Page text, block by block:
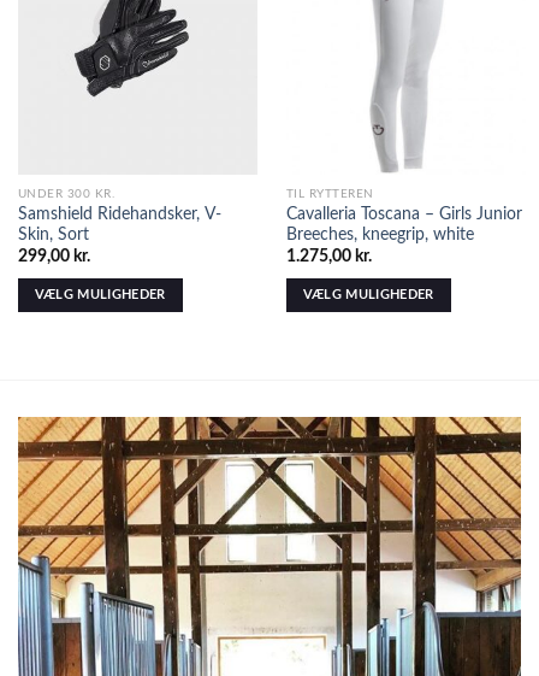
UNDER 300 KR.
Samshield Ridehandsker, V-
Skin, Sort
299,00 kr.
VÆLG MULIGHEDER
TIL RYTTEREN
Cavalleria Toscana – Girls Junior
Breeches, kneegrip, white
1.275,00 kr.
VÆLG MULIGHEDER